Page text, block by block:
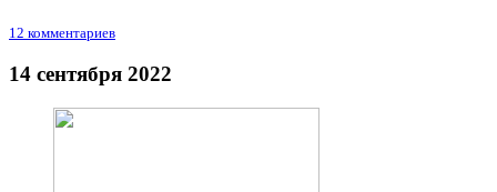
12 комментариев
14 сентября 2022